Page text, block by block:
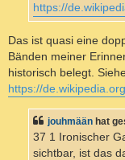
https://
Das ist quasi eine
Bänden meiner
historisch belegt.
https://
jouhmään hat
37 1 Ironischer
sichtbar, ist das